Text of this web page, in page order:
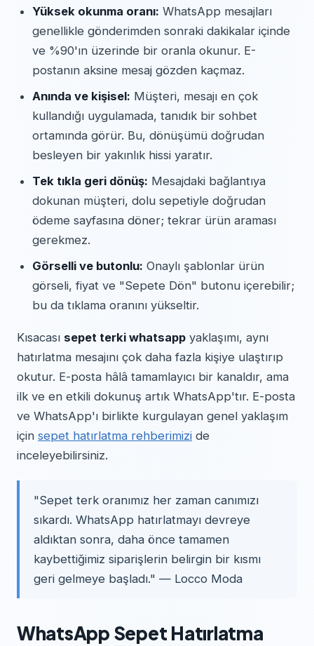
Yüksek okunma oranı: WhatsApp mesajları
genellikle gönderimden sonraki dakikalar içinde
ve %90'ın üzerinde bir oranla okunur. E-
postanın aksine mesaj gözden kaçmaz.
Anında ve kişisel: Müşteri, mesajı en çok
kullandığı uygulamada, tanıdık bir sohbet
ortamında görür. Bu, dönüşümü doğrudan
besleyen bir yakınlık hissi yaratır.
Tek tıkla geri dönüş: Mesajdaki bağlantıya
dokunan müşteri, dolu sepetiyle doğrudan
ödeme sayfasına döner; tekrar ürün araması
gerekmez.
Görselli ve butonlu: Onaylı şablonlar ürün
görseli, fiyat ve "Sepete Dön" butonu içerebilir;
bu da tıklama oranını yükseltir.
Kısacası sepet terki whatsapp yaklaşımı, aynı
hatırlatma mesajını çok daha fazla kişiye ulaştırıp
okutur. E-posta hâlâ tamamlayıcı bir kanaldır, ama
ilk ve en etkili dokunuş artık WhatsApp'tır. E-posta
ve WhatsApp'ı birlikte kurgulayan genel yaklaşım
için sepet hatırlatma rehberimizi de
inceleyebilirsiniz.
"Sepet terk oranımız her zaman canımızı
sıkardı. WhatsApp hatırlatmayı devreye
aldıktan sonra, daha önce tamamen
kaybettiğimiz siparişlerin belirgin bir kısmı
geri gelmeye başladı." — Locco Moda
WhatsApp Sepet Hatırlatma